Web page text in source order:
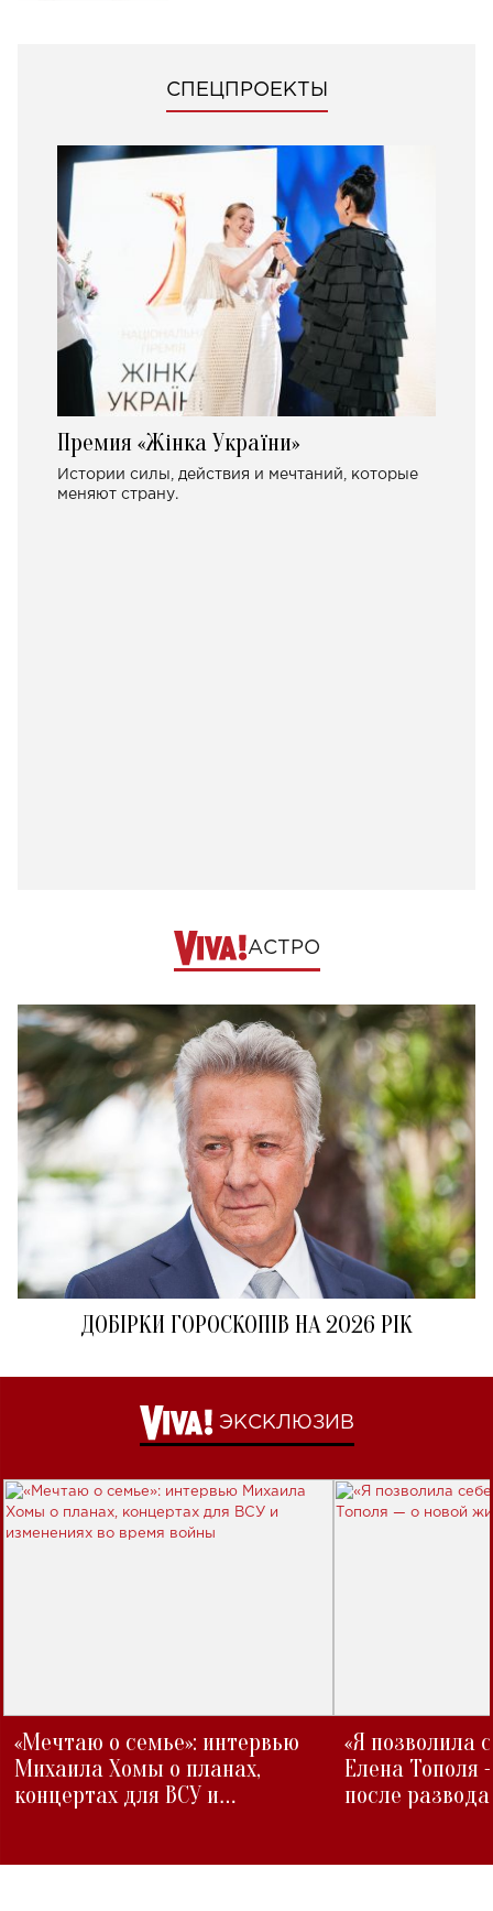
СПЕЦПРОЕКТЫ
Премия «Жінка України»
Истории силы, действия и мечтаний, которые
меняют страну.
АСТРО
ДОБІРКИ ГОРОСКОПІВ НА 2026 РІК
ЭКСКЛЮЗИВ
«Мечтаю о семье»: интервью
Михаила Хомы о планах,
концертах для ВСУ и
«Я позволила
Елена Тополя
после развода